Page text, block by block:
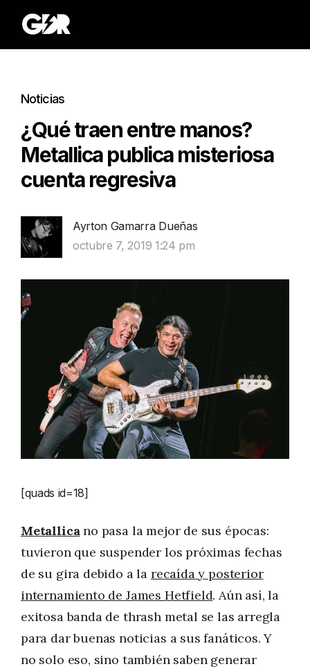
Noticias
¿Qué traen entre manos?
Metallica publica misteriosa
cuenta regresiva
Ayrton Gamarra Dueñas
octubre 7, 2019 1:24 pm
[quads id=18]
Metallicano pasa la mejor de sus épocas:
tuvieron que suspender los próximas fechas
de su gira debido a la recaída y posterior
internamiento de James Hetfield. Aún así, la
exitosa banda de thrash metal se las arregla
para dar buenas noticias a sus fanáticos. Y
no solo eso, sino también saben generar